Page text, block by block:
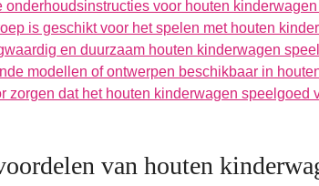
onderhoudsinstructies voor houten
is geschikt voor het spelen met houten
en duurzaam houten kinderwagen
modellen of ontwerpen beschikbaar in
zorgen dat het houten kinderwagen speelgoed
van houten